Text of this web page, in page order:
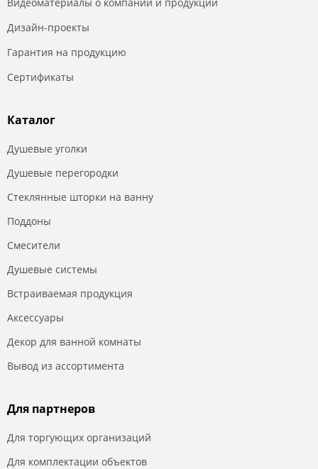
Дизайн-проекты
Гарантия на продукцию
Сертификаты
Каталог
Душевые уголки
Душевые перегородки
Стеклянные шторки на ванну
Поддоны
Смесители
Душевые системы
Встраиваемая продукция
Аксессуары
Декор для ванной комнаты
Вывод из ассортимента
Для партнеров
Для торгующих организаций
Для комплектации объектов